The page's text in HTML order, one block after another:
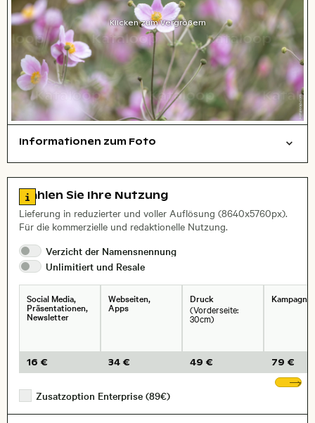
Klicken zum Vergrößern
Informationen zum Foto
, Objektiv
Zu den Lizenzinformationen springen
Wählen Sie Ihre Nutzung
Lieferung in reduzierter und voller Auflösung (8640x5760px).
Für die kommerzielle und redaktionelle Nutzung.
Verzicht der Namensnennung
Unlimitiert und Resale
Social Media,
Präsentationen,
Newsletter
16 €
Webseiten,
Apps
34 €
Druck
(Vorderseite:
30cm)
49 € 79 €
Zusatzoption Enterprise (89€)